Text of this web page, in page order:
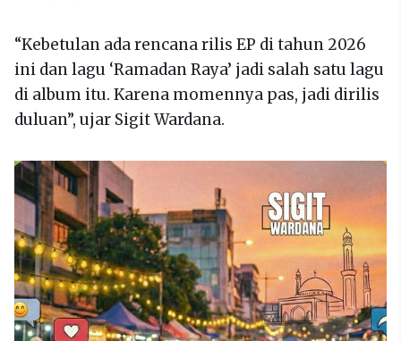
“Kebetulan ada rencana rilis EP di tahun 2026
ini dan lagu ‘Ramadan Raya’ jadi salah satu lagu
di album itu. Karena momennya pas, jadi dirilis
duluan”, ujar Sigit Wardana.